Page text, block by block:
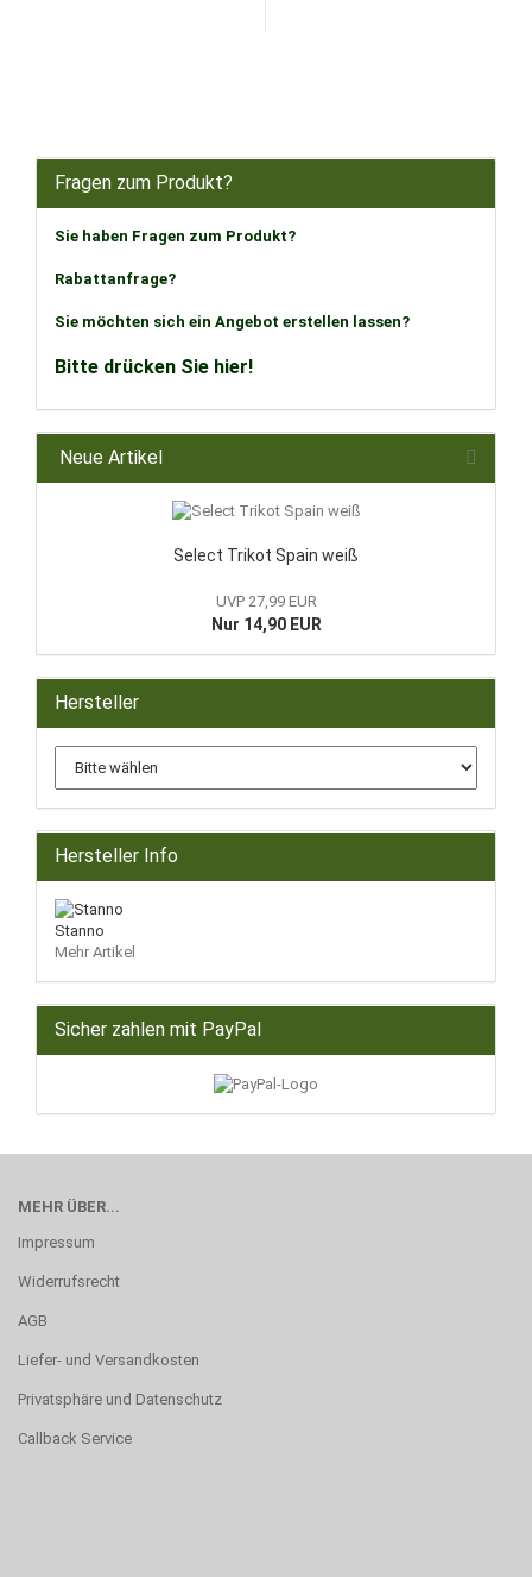
Fragen zum Produkt?
Sie haben Fragen zum Produkt?
Rabattanfrage?
Sie möchten sich ein Angebot erstellen lassen?
Bitte drücken Sie hier!
Neue Artikel
Select Trikot Spain weiß
UVP 27,99 EUR
Nur 14,90 EUR
Hersteller
Hersteller Info
Stanno
Mehr Artikel
Sicher zahlen mit PayPal
MEHR ÜBER...
Impressum
Widerrufsrecht
AGB
Liefer- und Versandkosten
Privatsphäre und Datenschutz
Callback Service